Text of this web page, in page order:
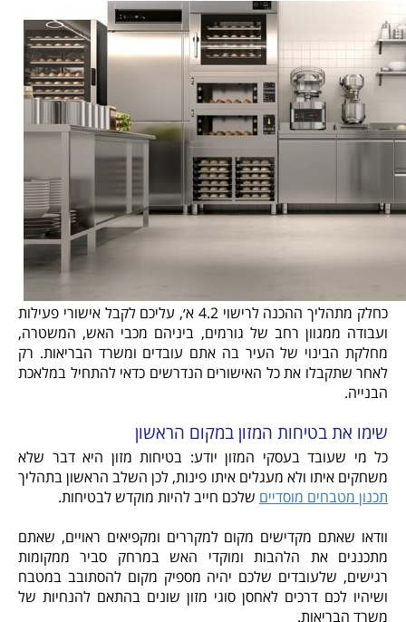
כחלק מתהליך ההכנה לרישוי 4.2 א׳, עליכם לקבל אישורי פעילות
ועבודה ממגוון רחב של גורמים, ביניהם מכבי האש, המשטרה,
מחלקת הבינוי של העיר בה אתם עובדים ומשרד הבריאות. רק
לאחר שתקבלו את כל האישורים הנדרשים כדאי להתחיל במלאכת
הבנייה.
שימו את בטיחות המזון במקום הראשון
כל מי שעובד בעסקי המזון יודע: בטיחות מזון היא דבר שלא
משחקים איתו ולא מעגלים איתו פינות, לכן השלב הראשון בתהליך
תכנון מטבחים מוסדיים שלכם חייב להיות מוקדש לבטיחות.
וודאו שאתם מקדישים מקום למקררים ומקפיאים ראויים, שאתם
מתכננים את הלהבות ומוקדי האש במרחק סביר ממקומות
רגישים, שלעובדים שלכם יהיה מספיק מקום להסתובב במטבח
ושיהיו לכם דרכים לאחסן סוגי מזון שונים בהתאם להנחיות של
משרד הבריאות.